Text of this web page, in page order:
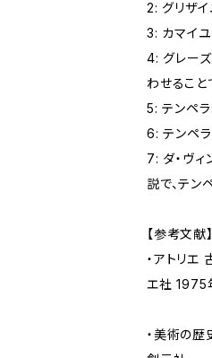
2: グリザ
3: カマイ
4: グレー
わせるこ
5: テンペ
6: テンペ
7: ダ・ヴ
説で、テン
【参考文献】
・アトリ
エ社 1975
・美術の